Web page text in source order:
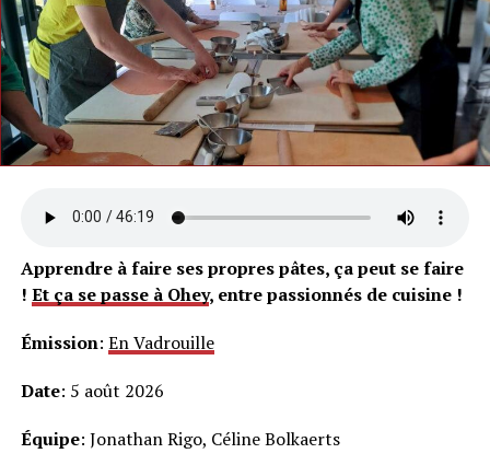
Apprendre à faire ses propres pâtes, ça peut se faire
! Et ça se passe à Ohey, entre passionnés de cuisine !
Émission: En Vadrouille
Date: 5 août 2026
Équipe: Jonathan Rigo, Céline Bolkaerts